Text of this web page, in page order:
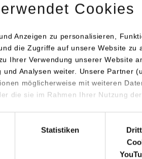
Cookies
Anzeigen zu personalisieren,
die Zugriffe auf unsere Website zu
Ihrer Verwendung unserer Website
Analysen weiter. Unsere Partner
möglicherweise mit weiteren
die sie im Rahmen Ihrer Nutzung
Statistiken
für